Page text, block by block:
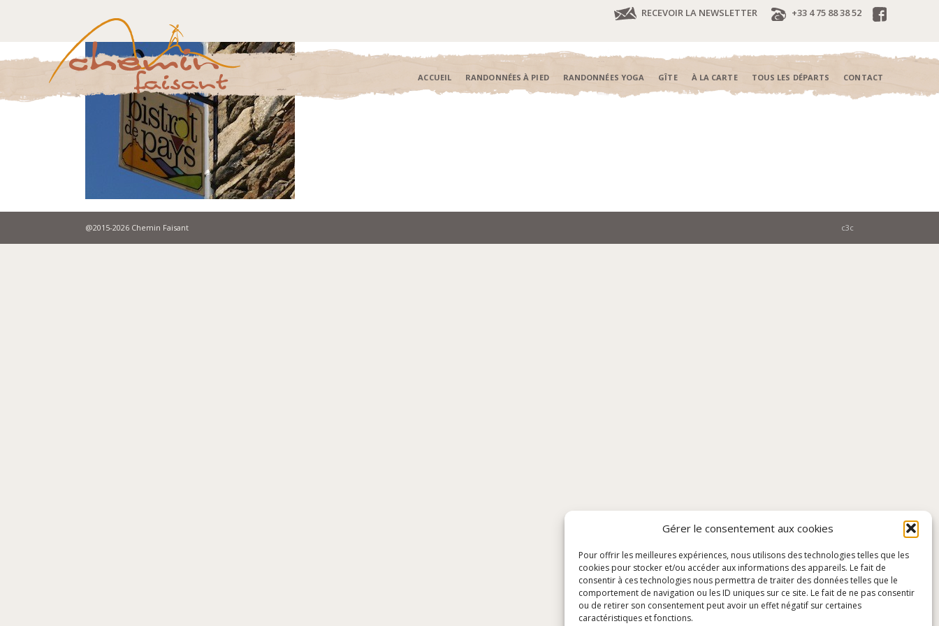
Gérer le consentement aux cookies
Pour offrir les meilleures expériences, nous utilisons des technologies telles que les
cookies pour stocker et/ou accéder aux informations des appareils. Le fait de
consentir à ces technologies nous permettra de traiter des données telles que le
comportement de navigation ou les ID uniques sur ce site. Le fait de ne pas consentir
ou de retirer son consentement peut avoir un effet négatif sur certaines
caractéristiques et fonctions.
RECEVOIR LA NEWSLETTER +33 4 75 88 38 52
ACCUEIL RANDONNÉES À PIED RANDONNÉES YOGA GÎTE À LA CARTE TOUS LES DÉPARTS CONTACT
@2015-2026 Chemin Faisant c3c